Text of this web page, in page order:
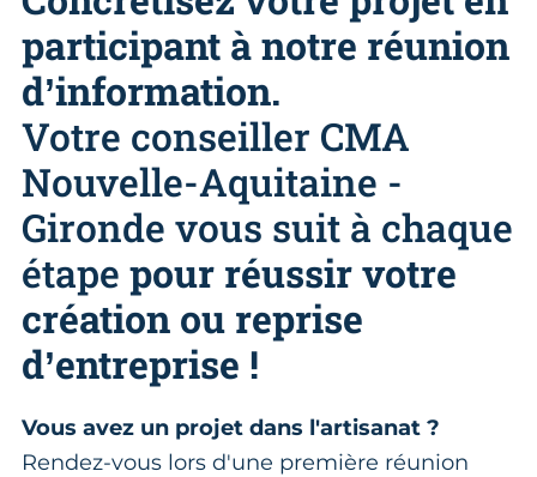
participant à notre réunion
d’information.
Votre conseiller CMA
Nouvelle-Aquitaine -
Gironde vous suit à chaque
étape pour réussir votre
création ou reprise
d’entreprise !
Vous avez un projet dans l'artisanat ?
Rendez-vous lors d'une première réunion